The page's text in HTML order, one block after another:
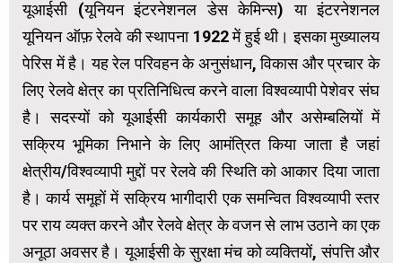
यूआईसी (यूनियन इंटरनेशनल डेस केमिन्स) या इंटरनेशनल
यूनियन ऑफ़ रेलवे की स्‍थापना 1922 में हुई थी। इसका मुख्यालय
पेरिस में है। यह रेल परिवहन के अनुसंधान, विकास और प्रचार के
लिए रेलवे क्षेत्र का प्रतिनिधित्व करने वाला विश्वव्यापी पेशेवर संघ
है। सदस्यों को यूआईसी कार्यकारी समूह और असेम्‍बलियों में
सक्रिय भूमिका निभाने के लिए आमंत्रित किया जाता है जहां
क्षेत्रीय/विश्वव्यापी मुद्दों पर रेलवे की स्थिति को आकार दिया जाता
है। कार्य समूहों में सक्रिय भागीदारी एक समन्वित विश्वव्यापी स्तर
पर राय व्यक्त करने और रेलवे क्षेत्र के वजन से लाभ उठाने का एक
अनूठा अवसर है। यूआईसी के सुरक्षा मंच को व्यक्तियों, संपत्ति और